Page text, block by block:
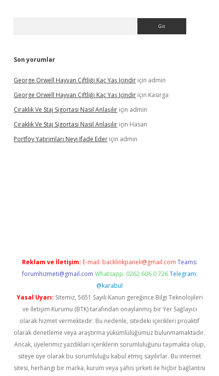
Son yorumlar
George Orwell Hayvan Çiftliği Kaç Yaş Içindir için admin
George Orwell Hayvan Çiftliği Kaç Yaş Içindir için Kasırga
Çıraklık Ve Staj Sigortası Nasıl Anlaşılır için admin
Çıraklık Ve Staj Sigortası Nasıl Anlaşılır için Hasan
Portföy Yatırımları Neyi Ifade Eder için admin
Reklam ve İletişim: E-mail: backlinkpaneli@gmail.com Teams:
forumhizmeti@gmail.com Whatsapp: 0262 606 0 726 Telegram:
@karabul
Yasal Uyarı: Sitemiz, 5651 Sayılı Kanun gereğince Bilgi Teknolojileri
ve İletişim Kurumu (BTK) tarafından onaylanmış bir Yer Sağlayıcı
olarak hizmet vermektedir. Bu nedenle, sitedeki içerikleri proaktif
olarak denetleme veya araştırma yükümlülüğümüz bulunmamaktadır.
Ancak, üyelerimiz yazdıkları içeriklerin sorumluluğunu taşımakta olup,
siteye üye olarak bu sorumluluğu kabul etmiş sayılırlar. Bu internet
sitesi, herhangi bir marka, kurum veya şahıs şirketi ile hiçbir bağlantısı